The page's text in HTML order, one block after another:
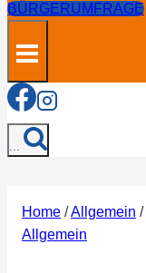
BÜRGERUMFRAGE
...
Home /Allgemein /
Allgemein